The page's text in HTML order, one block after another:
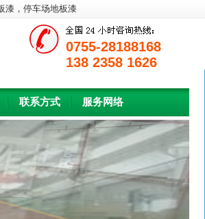
漆，停车场地板漆
0755-28188168
138 2358 1626
联系方式 服务网络
共赢